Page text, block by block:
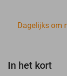
Dagelijks om
In het kort